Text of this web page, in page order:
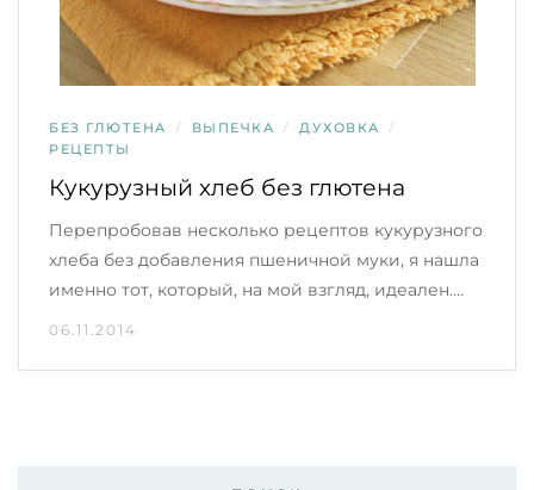
БЕЗ ГЛЮТЕНА / ВЫПЕЧКА / ДУХОВКА /
РЕЦЕПТЫ
Кукурузный хлеб без глютена
Перепробовав несколько рецептов кукурузного
хлеба без добавления пшеничной муки, я нашла
именно тот, который, на мой взгляд, идеален.…
06.11.2014